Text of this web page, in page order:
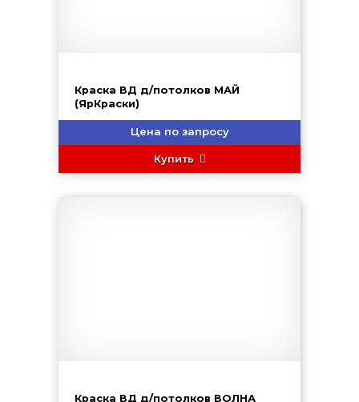
Краска ВД д/потолков МАЙ
(ЯрКраски)
Цена по запросу
Купить
Краска ВД д/потолков ВОЛНА